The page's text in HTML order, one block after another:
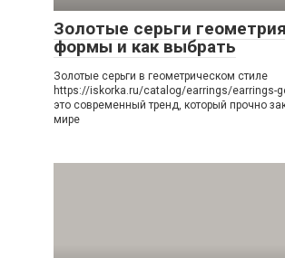
Золотые серьги
формы и как выбрать
Золотые серьги в геометрическом стиле
https://iskorka.ru/catalog/earrings/earrings-
это современный тренд, который прочно
мире